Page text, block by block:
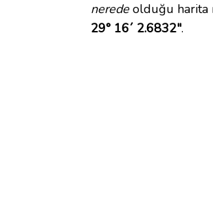
neredeolduğu harita
29° 16´ 2.6832".